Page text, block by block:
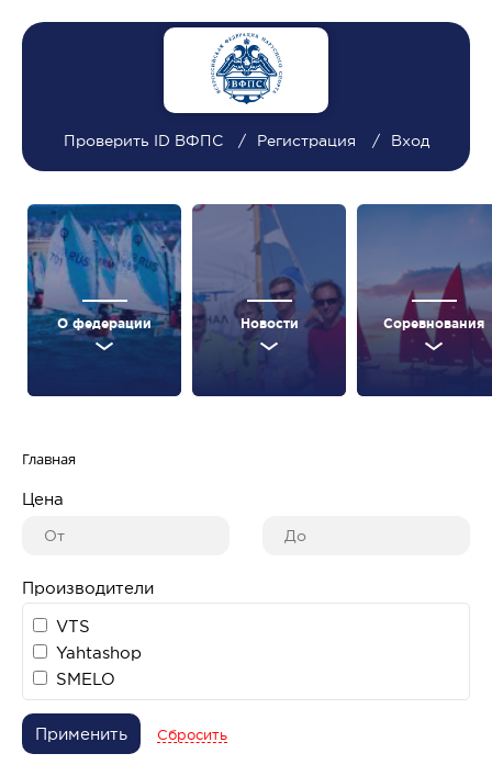
Проверить ID ВФПС Регистрация Вход
О федерации Новости Соревнования
Главная
Цена
Производители
VTS
Yahtashop
SMELO
Применить Сбросить